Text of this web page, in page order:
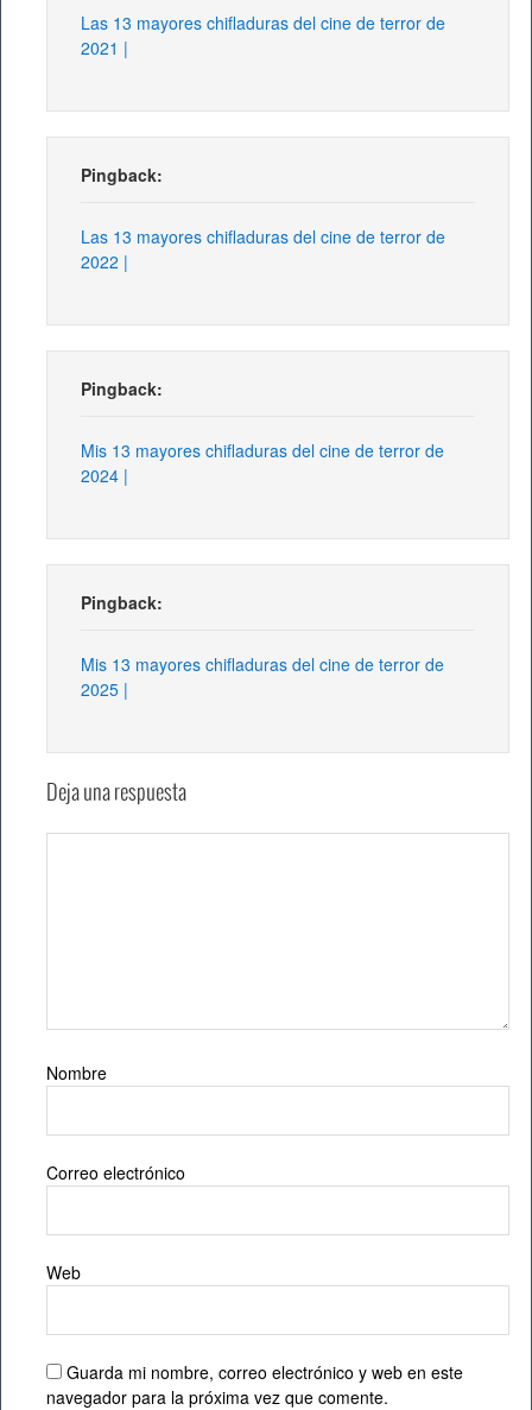
Las 13 mayores chifladuras del cine de terror de
2021 |
Pingback:
Las 13 mayores chifladuras del cine de terror de
2022 |
Pingback:
Mis 13 mayores chifladuras del cine de terror de
2024 |
Pingback:
Mis 13 mayores chifladuras del cine de terror de
2025 |
Deja una respuesta
Nombre
Correo electrónico
Web
Guarda mi nombre, correo electrónico y web en este
navegador para la próxima vez que comente.